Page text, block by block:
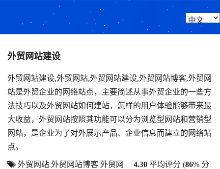
外贸网站建设
外贸网站建设,外贸网站,外贸网站建设,外贸网站博客,外贸网
站是外贸企业的网络站点，主要简述从事外贸企业的一些方
法技巧以及外贸网站如何建站，怎样的用户体验能够带来最
大收益，外贸网站按照其功能可以分为浏览型网站和营销型
网站，是企业为了对外展示产品、企业信息而建立的网络站
点。
外贸网站 外贸网站博客 外贸网
4.30 平均评分 (86% 分